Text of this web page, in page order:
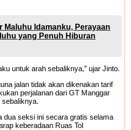
Maluhu Idamanku, Perayaan
yang Penuh Hiburan
untuk arah sebaliknya,” ujar Jinto.
jalan tidak akan dikenakan tarif
perjalanan dari GT Manggar
dua seksi ini secara gratis selama
keberadaan Ruas Tol